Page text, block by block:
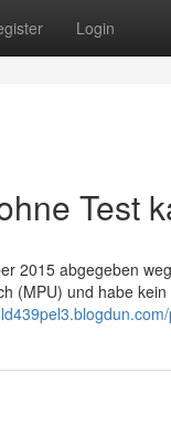
Login
Test
2015 abgegeben
(MPU) und habe